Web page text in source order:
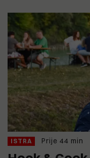
ISTRA Prije 44 min